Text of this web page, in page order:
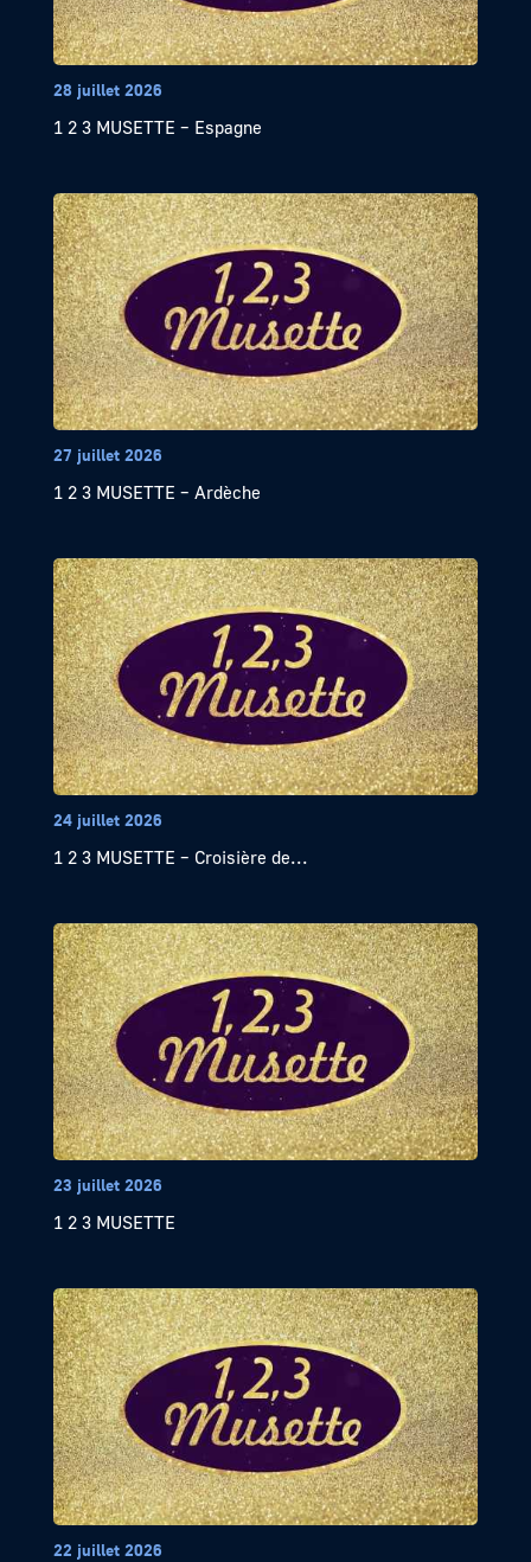
28 juillet 2026
1 2 3 MUSETTE – Espagne
27 juillet 2026
1 2 3 MUSETTE – Ardèche
24 juillet 2026
1 2 3 MUSETTE – Croisière de...
23 juillet 2026
1 2 3 MUSETTE
22 juillet 2026